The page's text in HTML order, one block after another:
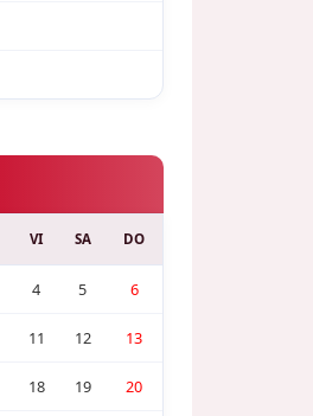
VI SA DO
4 5 6
11 12 13
18 19 20